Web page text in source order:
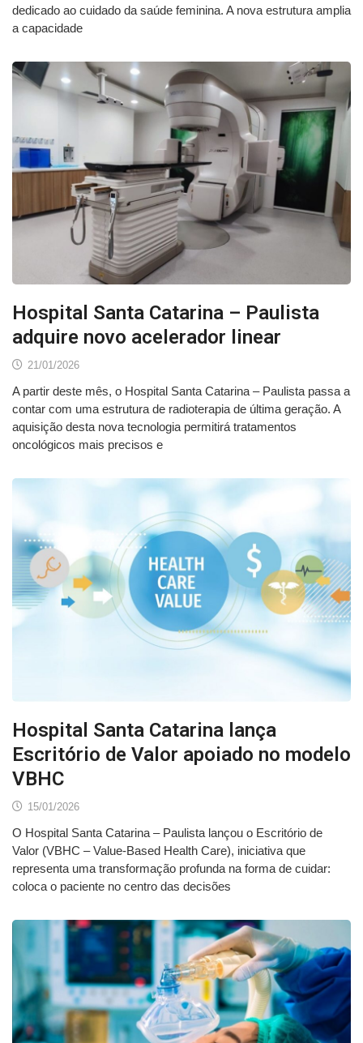
dedicado ao cuidado da saúde feminina. A nova estrutura amplia
a capacidade
Hospital Santa Catarina – Paulista
adquire novo acelerador linear
21/01/2026
A partir deste mês, o Hospital Santa Catarina – Paulista passa a
contar com uma estrutura de radioterapia de última geração. A
aquisição desta nova tecnologia permitirá tratamentos
oncológicos mais precisos e
Hospital Santa Catarina lança
Escritório de Valor apoiado no modelo
VBHC
15/01/2026
O Hospital Santa Catarina – Paulista lançou o Escritório de
Valor (VBHC – Value-Based Health Care), iniciativa que
representa uma transformação profunda na forma de cuidar:
coloca o paciente no centro das decisões